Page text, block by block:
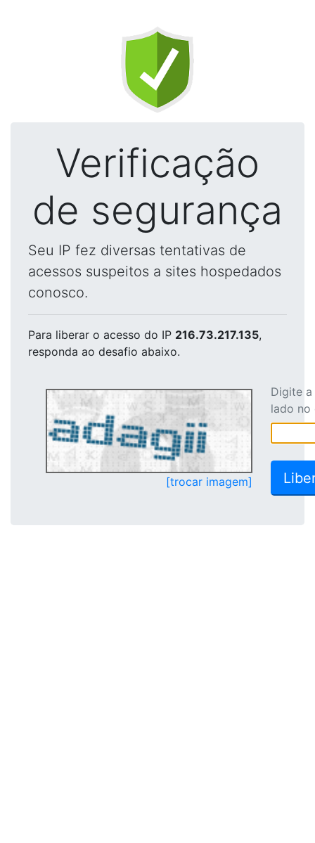
Verificação
de segurança
Seu IP fez diversas tentativas de
acessos suspeitos a sites hospedados
conosco.
Para liberar o acesso do IP 216.73.217.135,
responda ao desafio abaixo.
[trocar imagem]
Digite
lado no